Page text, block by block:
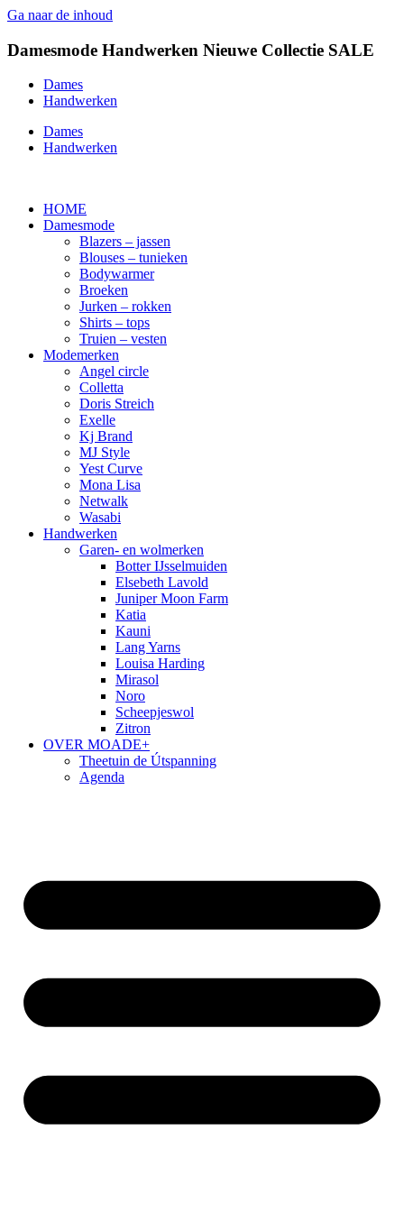
Ga naar de inhoud
Damesmode Handwerken Nieuwe Collectie SALE
Dames
Handwerken
Dames
Handwerken
HOME
Damesmode
Blazers – jassen
Blouses – tunieken
Bodywarmer
Broeken
Jurken – rokken
Shirts – tops
Truien – vesten
Modemerken
Angel circle
Colletta
Doris Streich
Exelle
Kj Brand
MJ Style
Yest Curve
Mona Lisa
Netwalk
Wasabi
Handwerken
Garen- en wolmerken
Botter IJsselmuiden
Elsebeth Lavold
Juniper Moon Farm
Katia
Kauni
Lang Yarns
Louisa Harding
Mirasol
Noro
Scheepjeswol
Zitron
OVER MOADE+
Theetuin de Útspanning
Agenda